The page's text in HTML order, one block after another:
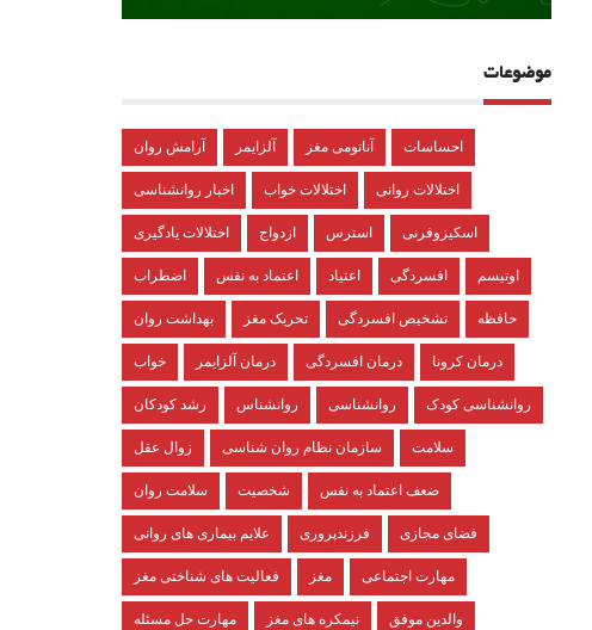
موضوعات
آرامش روان آلزایمر آناتومی مغز احساسات
اخبار روانشناسی اختلالات خواب اختلالات روانی
اختلالات یادگیری ازدواج استرس اسکیزوفرنی
اضطراب اعتماد به نفس اعتیاد افسردگی اوتیسم
بهداشت روان تحریک مغز تشخیص افسردگی حافظه
خواب درمان آلزایمر درمان افسردگی درمان کرونا
رشد کودکان روانشناس روانشناسی روانشناسی کودک
زوال عقل سازمان نظام روان شناسی سلامت
سلامت روان شخصیت ضعف اعتماد به نفس
علایم بیماری های روانی فرزندپروری فضای مجازی
فعالیت های شناختی مغز مغز مهارت اجتماعی
مهارت حل مسئله نیمکره های مغز والدین موفق